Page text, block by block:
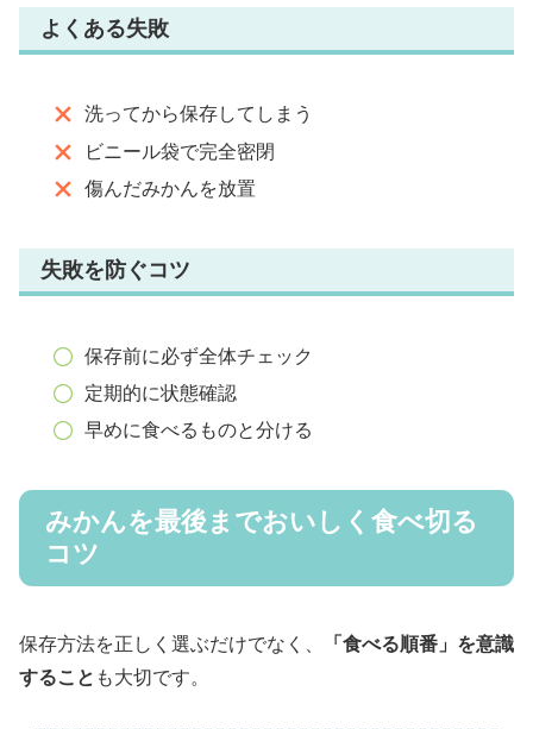
よくある失敗
洗ってから保存してしまう
ビニール袋で完全密閉
傷んだみかんを放置
失敗を防ぐコツ
保存前に必ず全体チェック
定期的に状態確認
早めに食べるものと分ける
みかんを最後までおいしく食べ切る
コツ
保存方法を正しく選ぶだけでなく、
「食べる順番」を意識
すること も大切です。